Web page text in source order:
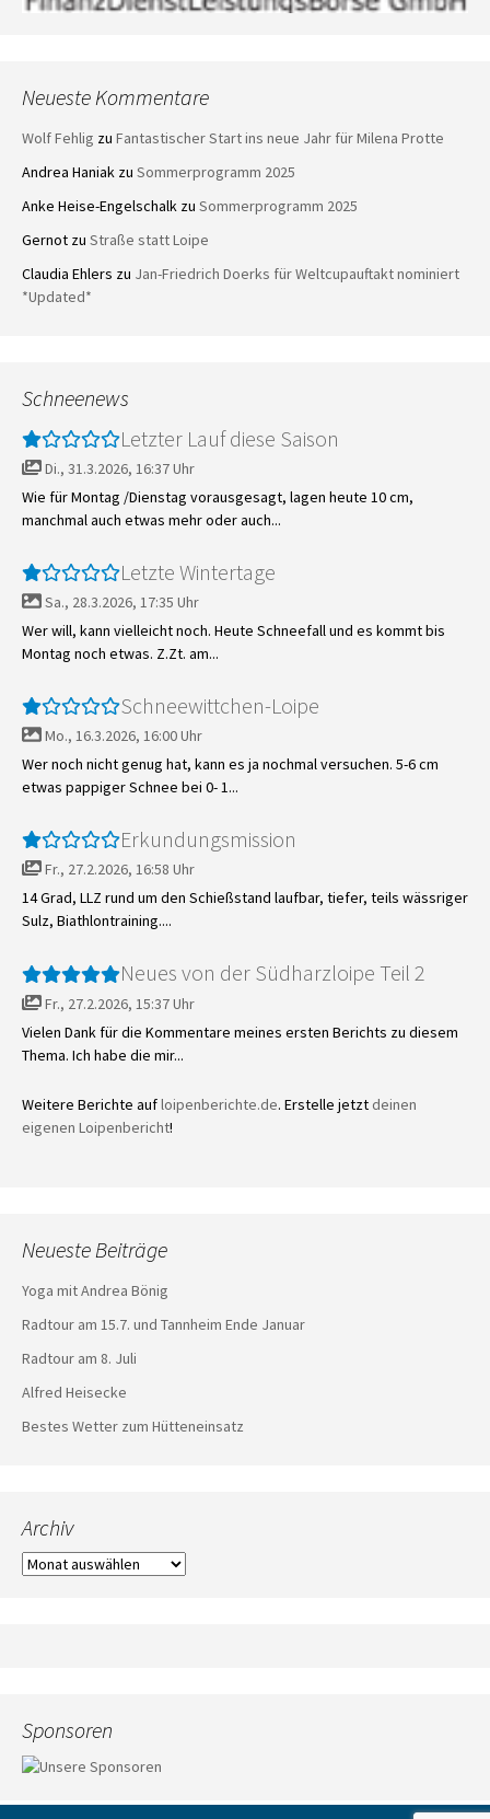
Neueste Kommentare
Wolf Fehlig zu Fantastischer Start ins neue Jahr für Milena Protte
Andrea Haniak zu Sommerprogramm 2025
Anke Heise-Engelschalk zu Sommerprogramm 2025
Gernot zu Straße statt Loipe
Claudia Ehlers zu Jan-Friedrich Doerks für Weltcupauftakt nominiert
*Updated*
Schneenews
Letzter Lauf diese Saison
Di., 31.3.2026, 16:37 Uhr
Wie für Montag /Dienstag vorausgesagt, lagen heute 10 cm,
manchmal auch etwas mehr oder auch...
Letzte Wintertage
Sa., 28.3.2026, 17:35 Uhr
Wer will, kann vielleicht noch. Heute Schneefall und es kommt bis
Montag noch etwas. Z.Zt. am...
Schneewittchen-Loipe
Mo., 16.3.2026, 16:00 Uhr
Wer noch nicht genug hat, kann es ja nochmal versuchen. 5-6 cm
etwas pappiger Schnee bei 0- 1...
Erkundungsmission
Fr., 27.2.2026, 16:58 Uhr
14 Grad, LLZ rund um den Schießstand laufbar, tiefer, teils wässriger
Sulz, Biathlontraining....
Neues von der Südharzloipe Teil 2
Fr., 27.2.2026, 15:37 Uhr
Vielen Dank für die Kommentare meines ersten Berichts zu diesem
Thema. Ich habe die mir...
Weitere Berichte aufloipenberichte.de. Erstelle jetzt deinen
eigenen Loipenbericht!
Neueste Beiträge
Yoga mit Andrea Bönig
Radtour am 15.7. und Tannheim Ende Januar
Radtour am 8. Juli
Alfred Heisecke
Bestes Wetter zum Hütteneinsatz
Archiv
Archiv
Sponsoren